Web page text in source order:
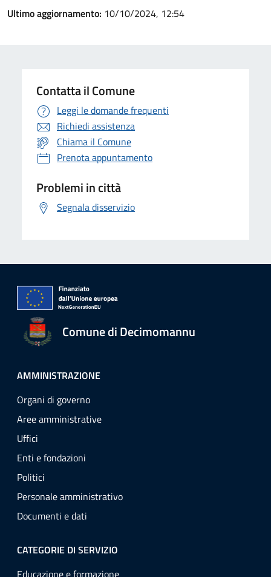
Ultimo aggiornamento: 10/10/2024, 12:54
Contatta il Comune
Leggi le domande frequenti
Richiedi assistenza
Chiama il Comune
Prenota appuntamento
Problemi in città
Segnala disservizio
Comune di Decimomannu
AMMINISTRAZIONE
Organi di governo
Aree amministrative
Uffici
Enti e fondazioni
Politici
Personale amministrativo
Documenti e dati
CATEGORIE DI SERVIZIO
Educazione e formazione